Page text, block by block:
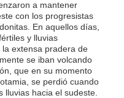
a mantener
con los progresistas
En aquellos días,
y lluvias
extensa pradera de
se iban volcando
que en su momento
se perdió cuando
lluvias hacia el sudeste.